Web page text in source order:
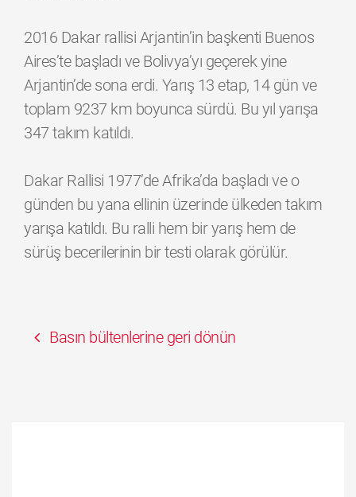
2016 Dakar rallisi Arjantin’in başkenti Buenos
Aires’te başladı ve Bolivya’yı geçerek yine
Arjantin’de sona erdi. Yarış 13 etap, 14 gün ve
toplam 9237 km boyunca sürdü. Bu yıl yarışa
347 takım katıldı.
Dakar Rallisi 1977’de Afrika’da başladı ve o
günden bu yana ellinin üzerinde ülkeden takım
yarışa katıldı. Bu ralli hem bir yarış hem de
sürüş becerilerinin bir testi olarak görülür.
Basın bültenlerine geri dönün